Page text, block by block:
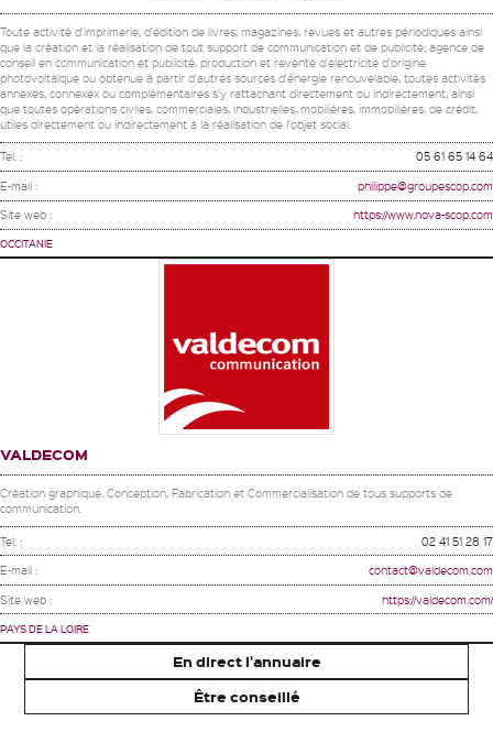
Toute activité d'imprimerie, d'édition de livres, magazines, revues et autres périodiques ainsi
que la création et la réalisation de tout support de communication et de publicité; agence de
conseil en communication et publicité, production et revente d'electricité d'origine
photovoltaïque ou obtenue à partir d'autres sources d'énergie renouvelable, toutes activités
annexes, connexex ou complémentaires s'y rattachant directement ou indirectement, ainsi
que toutes opérations civiles, commerciales, industrielles, mobilières, immobilières, de crédit,
utiles directement ou indirectement à la réalisation de l'objet social.
Tel. : 05 61 65 14 64
E-mail : philippe@groupescop.com
Site web : https://www.nova-scop.com
OCCITANIE
VALDECOM
Création graphique, Conception, Fabrication et Commercialisation de tous supports de
communication.
Tel. : 02 41 51 28 17
E-mail : contact@valdecom.com
Site web : https://valdecom.com/
PAYS DE LA LOIRE
En direct l'annuaire
Être conseillé